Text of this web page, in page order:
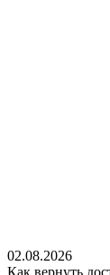
02.08.2026
Как вернуть